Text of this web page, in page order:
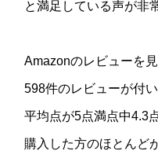
と満足している声が非
Amazonのレビューを
598件のレビューが付
平均点が5点満点中4.3
購入した方のほとんど